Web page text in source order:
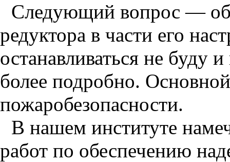
Следующий вопрос —
редуктора в части его
останавливаться не буду
более подробно.
пожаробезопасности.
В нашем институте
работ по обеспечению